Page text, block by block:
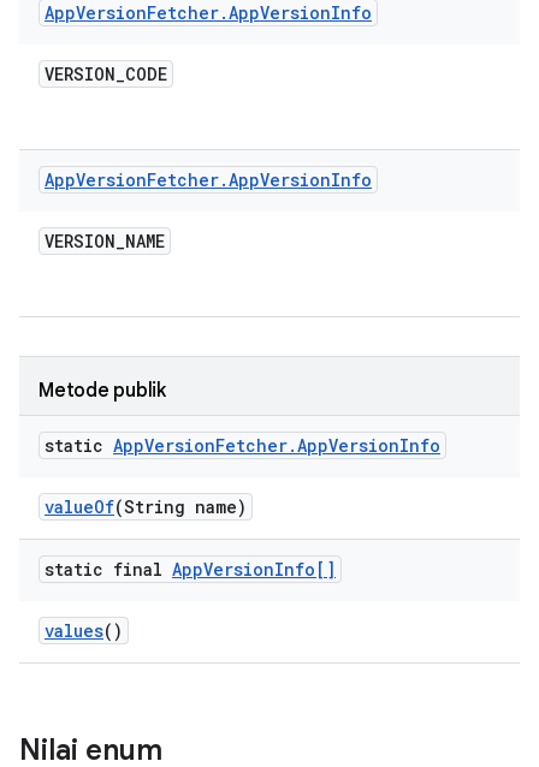
AppVersionFetcher.AppVersionInfo
VERSION_CODE
AppVersionFetcher.AppVersionInfo
VERSION_NAME
Metode publik
static AppVersionFetcher.AppVersionInfo
valueOf(String name)
static final AppVersionInfo[]
values()
Nilai enum